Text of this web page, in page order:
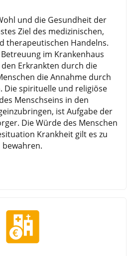
und die Gesundheit der
Ziel des medizinischen,
therapeutischen Handelns.
im Krankenhaus
Erkrankten durch die
die Annahme durch
Die spirituelle und religiöse
Menschseins in den
ist Aufgabe der
Die Würde des Menschen
Krankheit gilt es zu
bewahren.